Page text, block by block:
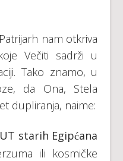
nam otkriva
Večiti sadrži u
Tako znamo, u
da Ona, Stela
dupliranja, naime:
starih Egipćana
ili kosmičke